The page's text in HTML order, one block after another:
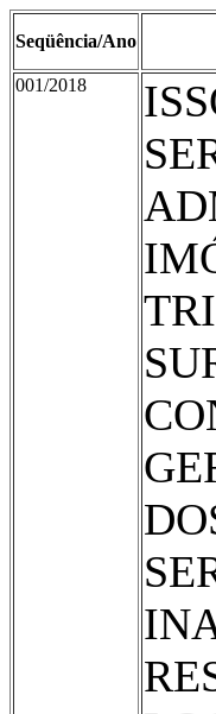
Seqüência/Ano
001/2018